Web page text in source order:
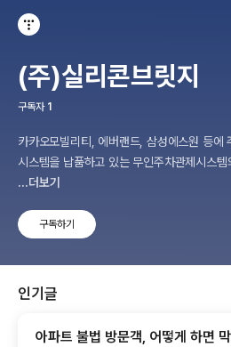
(주)실리콘브릿지
구독자 1
카카오모빌리티, 에버랜드, 삼성에스원 등에
시스템을 납품하고 있는 무인주차관제시스템
브릿지입니다.
...더보기
구독하기
인기글
아파트 불법 방문객, 어떻게 하면